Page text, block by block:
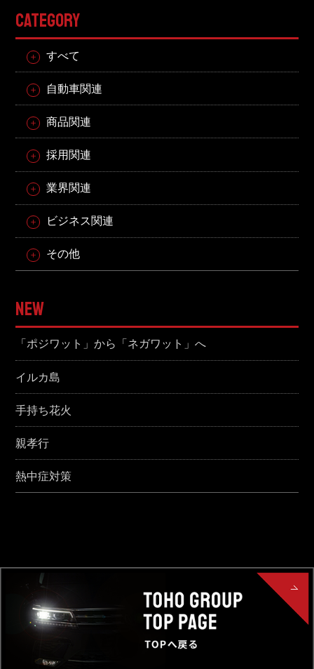
CATEGORY
すべて
自動車関連
商品関連
採用関連
業界関連
ビジネス関連
その他
NEW
「ポジワット」から「ネガワット」へ
イルカ島
手持ち花火
親孝行
熱中症対策